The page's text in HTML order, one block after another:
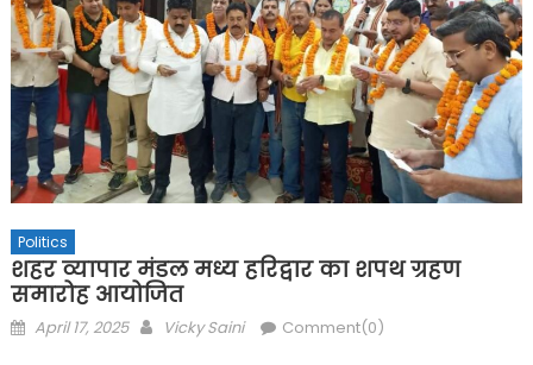
Politics
शहर व्यापार मंडल मध्य हरिद्वार का शपथ ग्रहण
समारोह आयोजित
Posted
April 17, 2025 Author
Vicky Saini Comment(0)